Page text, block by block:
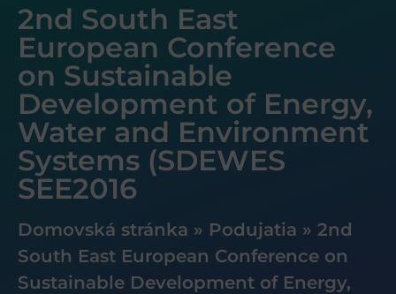
2nd South East
European Conference
on Sustainable
Development of Energy,
Water and Environment
Systems (SDEWES
SEE2016
Domovská stránka » Podujatia » 2nd
South East European Conference on
Sustainable Development of Energy,